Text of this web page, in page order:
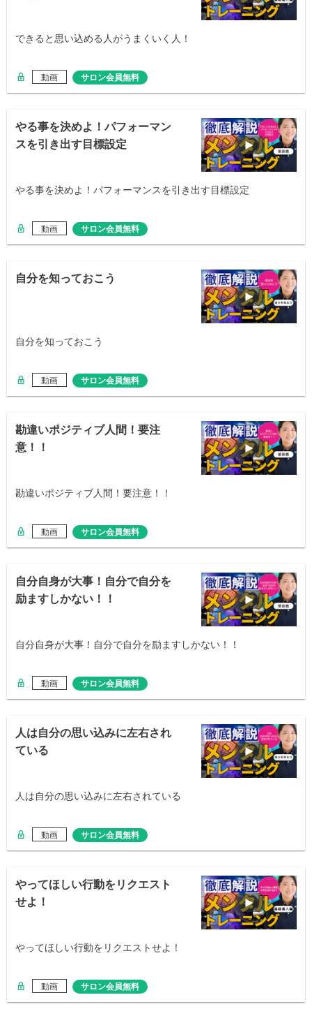
できると思い込める人がうまくいく人！
動画 サロン会員無料
やる事を決めよ！パフォーマン
スを引き出す目標設定
やる事を決めよ！パフォーマンスを引き出す目標設定
動画 サロン会員無料
自分を知っておこう
自分を知っておこう
動画 サロン会員無料
勘違いポジティブ人間！要注
意！！
勘違いポジティブ人間！要注意！！
動画 サロン会員無料
自分自身が大事！自分で自分を
励ますしかない！！
自分自身が大事！自分で自分を励ますしかない！！
動画 サロン会員無料
人は自分の思い込みに左右され
ている
人は自分の思い込みに左右されている
動画 サロン会員無料
やってほしい行動をリクエスト
せよ！
やってほしい行動をリクエストせよ！
動画 サロン会員無料